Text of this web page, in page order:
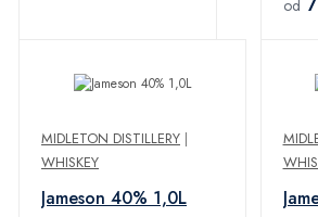
od
MIDLETON DISTILLERY |
WHISKEY
Jameson 40% 1,0L